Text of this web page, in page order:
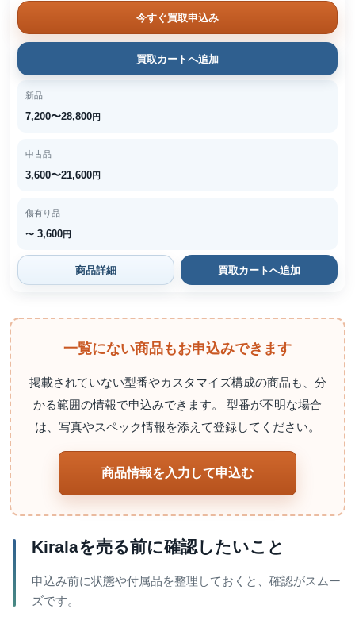
今すぐ買取申込み
買取カートへ追加
新品
7,200〜28,800円
中古品
3,600〜21,600円
傷有り品
〜 3,600円
商品詳細 買取カートへ追加
一覧にない商品もお申込みできます
掲載されていない型番やカスタマイズ構成の商品も、分
かる範囲の情報で申込みできます。 型番が不明な場合
は、写真やスペック情報を添えて登録してください。
商品情報を入力して申込む
Kiralaを売る前に確認したいこと
申込み前に状態や付属品を整理しておくと、確認がスムー
ズです。